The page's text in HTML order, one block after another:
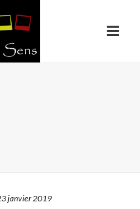
janvier 2019